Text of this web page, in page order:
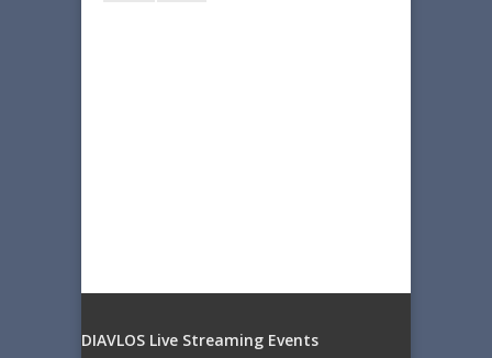
DIAVLOS Live Streaming Events